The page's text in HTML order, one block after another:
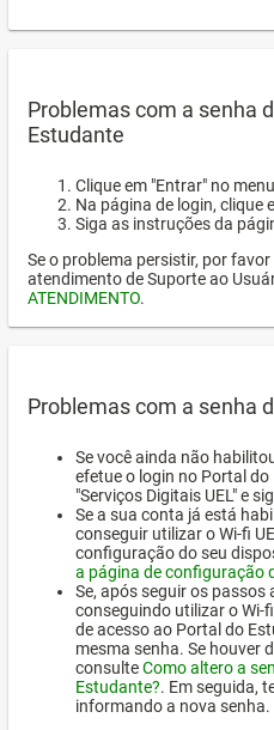
Problemas com a senha
Estudante
Clique em "Entrar" no
Na página de login, clique
Siga as instruções da
Se o problema persistir, por
atendimento de Suporte ao
ATENDIMENTO.
Problemas com a senha
Se você ainda não
efetue o login no Portal
"Serviços Digitais UEL" e
Se a sua conta já está
conseguir utilizar o Wi-fi
configuração do seu
a página de configuração
Se, após seguir os
conseguindo utilizar o Wi-
de acesso ao Portal do
mesma senha. Se houver
consulteComo altero a
Estudante?. Em seguida,
informando a nova senha.